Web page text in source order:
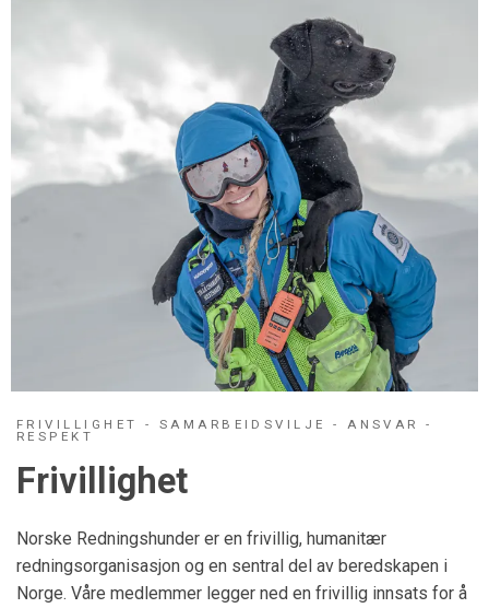
FRIVILLIGHET - SAMARBEIDSVILJE - ANSVAR -
RESPEKT
Frivillighet
Norske Redningshunder er en frivillig, humanitær
redningsorganisasjon og en sentral del av beredskapen i
Norge. Våre medlemmer legger ned en frivillig innsats for å